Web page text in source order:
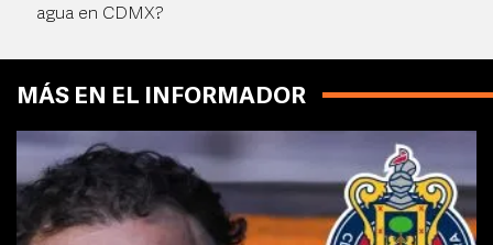
agua en CDMX?
MÁS EN EL INFORMADOR